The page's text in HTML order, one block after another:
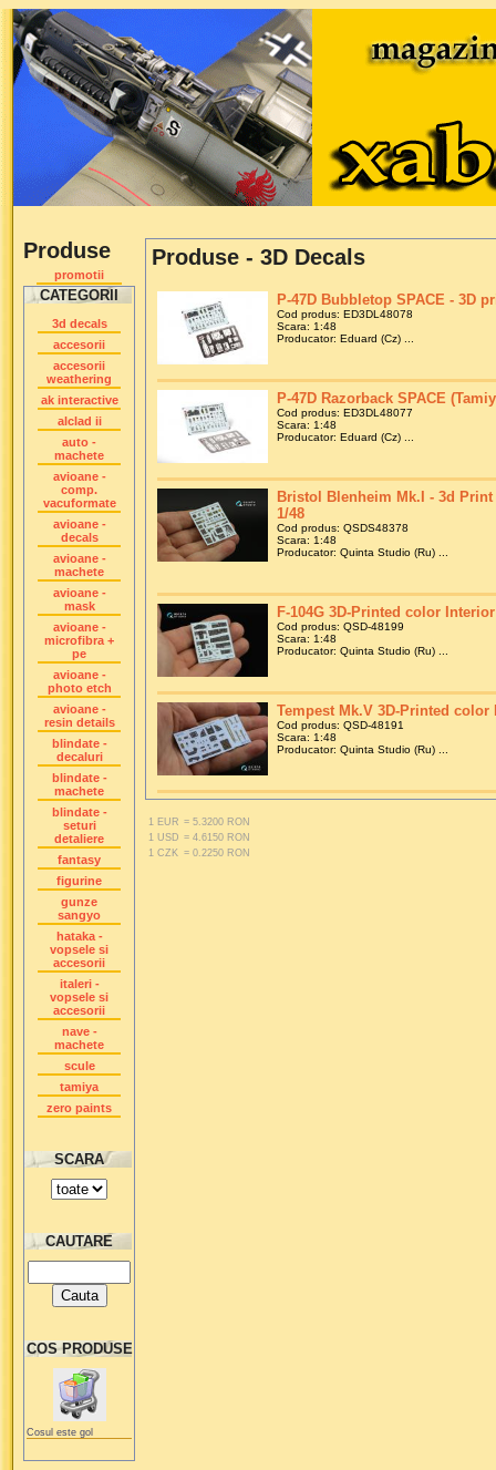
Produse
promotii
CATEGORII
3d decals
accesorii
accesorii
weathering
ak interactive
alclad ii
auto -
machete
avioane -
comp.
vacuformate
avioane -
decals
avioane -
machete
avioane -
mask
avioane -
microfibra +
pe
avioane -
photo etch
avioane -
resin details
blindate -
decaluri
blindate -
machete
blindate -
seturi
detaliere
fantasy
figurine
gunze
sangyo
hataka -
vopsele si
accesorii
italeri -
vopsele si
accesorii
nave -
machete
scule
tamiya
zero paints
SCARA
CAUTARE
COS PRODUSE
Cosul este gol
Produse - 3D Decals
P-47D Bubbletop SPACE - 3D
Cod produs: ED3DL48078
Scara: 1:48
Producator: Eduard (Cz) ...
P-47D Razorback SPACE
Cod produs: ED3DL48077
Scara: 1:48
Producator: Eduard (Cz) ...
Bristol Blenheim Mk.I - 3d
1/48
Cod produs: QSDS48378
Scara: 1:48
Producator: Quinta Studio (Ru) ...
F-104G 3D-Printed color
Cod produs: QSD-48199
Scara: 1:48
Producator: Quinta Studio (Ru) ...
Tempest Mk.V 3D-Printed color
Cod produs: QSD-48191
Scara: 1:48
Producator: Quinta Studio (Ru) ...
1 EUR = 5.3200 RON
1 USD = 4.6150 RON
1 CZK = 0.2250 RON